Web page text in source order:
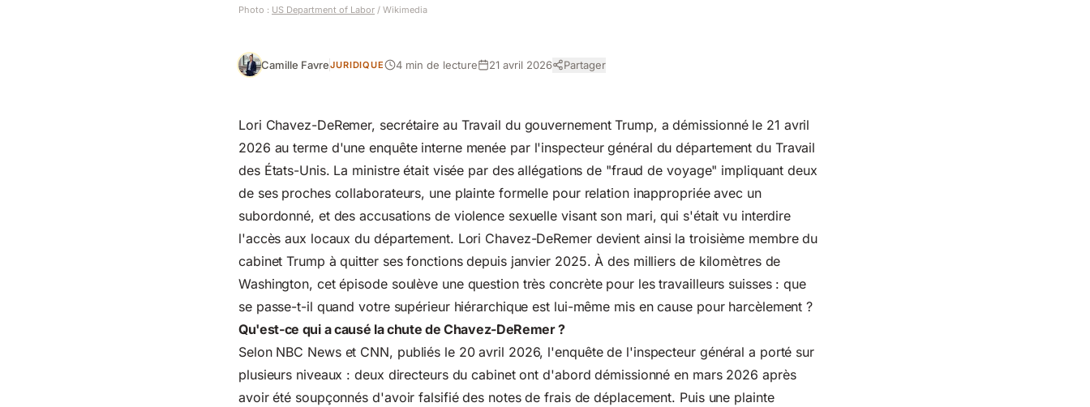
Photo : US Department of Labor / Wikimedia
Camille FavreJURIDIQUE 4 min de lecture 21 avril 2026 Partager
Lori Chavez-DeRemer, secrétaire au Travail du gouvernement Trump, a démissionné le 21 avril
2026 au terme d'une enquête interne menée par l'inspecteur général du département du Travail
des États-Unis. La ministre était visée par des allégations de "fraud de voyage" impliquant deux
de ses proches collaborateurs, une plainte formelle pour relation inappropriée avec un
subordonné, et des accusations de violence sexuelle visant son mari, qui s'était vu interdire
l'accès aux locaux du département. Lori Chavez-DeRemer devient ainsi la troisième membre du
cabinet Trump à quitter ses fonctions depuis janvier 2025. À des milliers de kilomètres de
Washington, cet épisode soulève une question très concrète pour les travailleurs suisses : que
se passe-t-il quand votre supérieur hiérarchique est lui-même mis en cause pour harcèlement ?
Qu'est-ce qui a causé la chute de Chavez-DeRemer ?
Selon NBC News et CNN, publiés le 20 avril 2026, l'enquête de l'inspecteur général a porté sur
plusieurs niveaux : deux directeurs du cabinet ont d'abord démissionné en mars 2026 après
avoir été soupçonnés d'avoir falsifié des notes de frais de déplacement. Puis une plainte